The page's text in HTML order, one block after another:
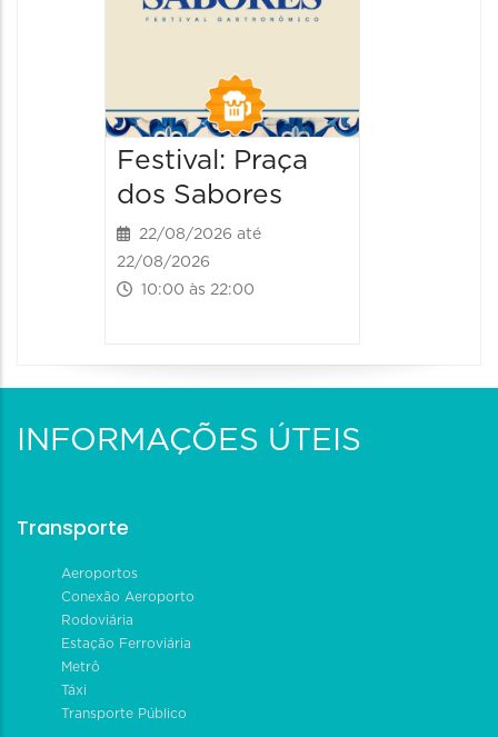
Festival: Praça
dos Sabores
22/08/2026 até
22/08/2026
10:00 às 22:00
INFORMAÇÕES ÚTEIS
Transporte
Aeroportos
Conexão Aeroporto
Rodoviária
Estação Ferroviária
Metrô
Táxi
Transporte Público